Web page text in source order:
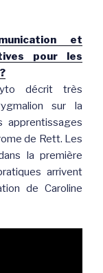
et
pour les
décrit très
sur la
apprentissages
de Rett. Les
la première
arrivent
de Caroline